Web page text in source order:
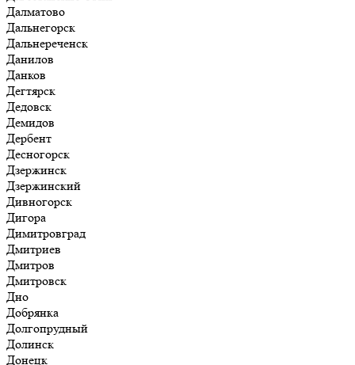
Далматово
Дальнегорск
Дальнереченск
Данилов
Данков
Дегтярск
Дедовск
Демидов
Дербент
Десногорск
Дзержинск
Дзержинский
Дивногорск
Дигора
Димитровград
Дмитриев
Дмитров
Дмитровск
Дно
Добрянка
Долгопрудный
Долинск
Донецк